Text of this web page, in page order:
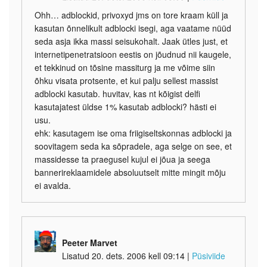
Ohh… adblockid, privoxyd jms on tore kraam küll ja
kasutan õnnelikult adblocki isegi, aga vaatame nüüd
seda asja ikka massi seisukohalt. Jaak ütles just, et
internetipenetratsioon eestis on jõudnud nii kaugele,
et tekkinud on tõsine massiturg ja me võime siin
õhku visata protsente, et kui palju sellest massist
adblocki kasutab. huvitav, kas nt kõigist delfi
kasutajatest üldse 1% kasutab adblocki? hästi ei
usu.
ehk: kasutagem ise oma friigiseltskonnas adblocki ja
soovitagem seda ka sõpradele, aga selge on see, et
massidesse ta praegusel kujul ei jõua ja seega
bannerireklaamidele absoluutselt mitte mingit mõju
ei avalda.
Peeter Marvet
Lisatud 20. dets. 2006 kell 09:14 | Püsiviide